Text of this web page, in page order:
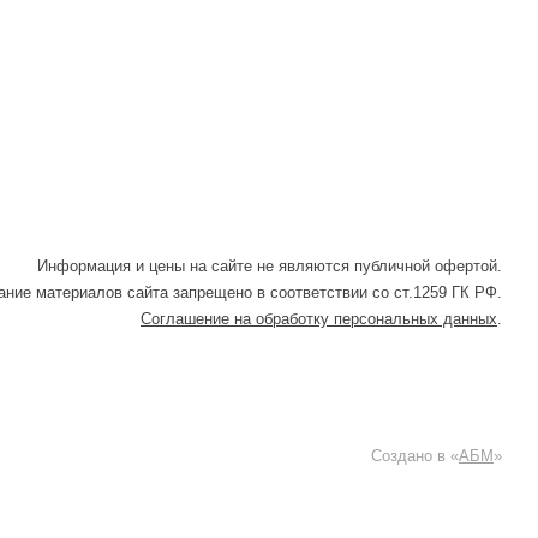
Информация и цены на сайте не являются публичной офертой.
материалов сайта запрещено в соответствии со ст.1259 ГК РФ.
Соглашение на обработку персональных данных.
Создано в «АБМ »